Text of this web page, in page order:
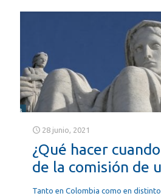
28 junio, 2021
¿Qué hacer
de la comisión de
Tanto en Colombia como en